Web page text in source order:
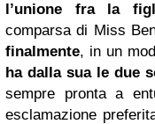
l’unione fra la
comparsa di Miss
finalmente, in un
ha dalla sua le due
sempre pronta a
esclamazione